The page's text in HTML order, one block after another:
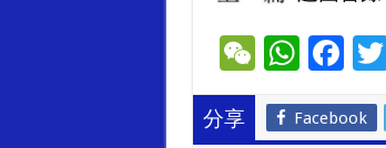
W
e
C
W
at
F
e
分享 Facebook